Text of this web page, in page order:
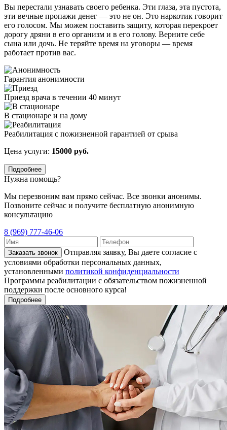
Вы перестали узнавать своего ребенка. Эти глаза, эта пустота,
эти вечные пропажи денег — это не он. Это наркотик говорит
его голосом. Мы можем поставить защиту, которая перекроет
дорогу дряни в его организм и в его голову. Верните себе
сына или дочь. Не теряйте время на уговоры — время
работает против вас.
Гарантия анонимности
Приезд врача в течении 40 минут
В стационаре и на дому
Реабилитация с пожизненной гарантией от срыва
Цена услуги: 15000 руб.
Подробнее
Нужна помощь?
Мы перезвоним вам прямо сейчас. Все звонки анонимы.
Позвоните сейчас и получите бесплатную анонимную
консультацию
8 (969) 777-46-06
Заказать звонок
Отправляя заявку, Вы даете согласие с
условиями обработки персональных данных,
установленными политикой конфиденциальности
Программы реабилитации с обязательством пожизненной
поддержки после основного курса!
Подробнее